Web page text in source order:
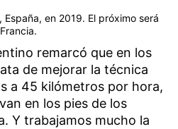
en 2019. El próximo será
remarcó que en los
de mejorar la técnica
a 45 kilómetros por hora,
en los pies de los
Y trabajamos mucho la